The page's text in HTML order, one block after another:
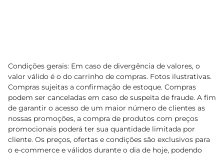
Condições gerais: Em caso de divergência de valores, o
valor válido é o do carrinho de compras. Fotos ilustrativas.
Compras sujeitas a confirmação de estoque. Compras
podem ser canceladas em caso de suspeita de fraude. A fim
de garantir o acesso de um maior número de clientes as
nossas promoções, a compra de produtos com preços
promocionais poderá ter sua quantidade limitada por
cliente. Os preços, ofertas e condições são exclusivos para
o e-commerce e válidos durante o dia de hoje, podendo